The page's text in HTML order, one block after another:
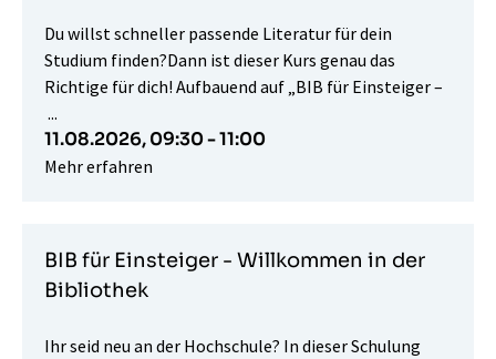
Du willst schneller passende Literatur für dein
Studium finden?Dann ist dieser Kurs genau das
Richtige für dich! Aufbauend auf „BIB für Einsteiger –
...
11.08.2026,09:30 - 11:00
Mehr erfahren
BIB für Einsteiger - Willkommen in der
Bibliothek
Ihr seid neu an der Hochschule? In dieser Schulung